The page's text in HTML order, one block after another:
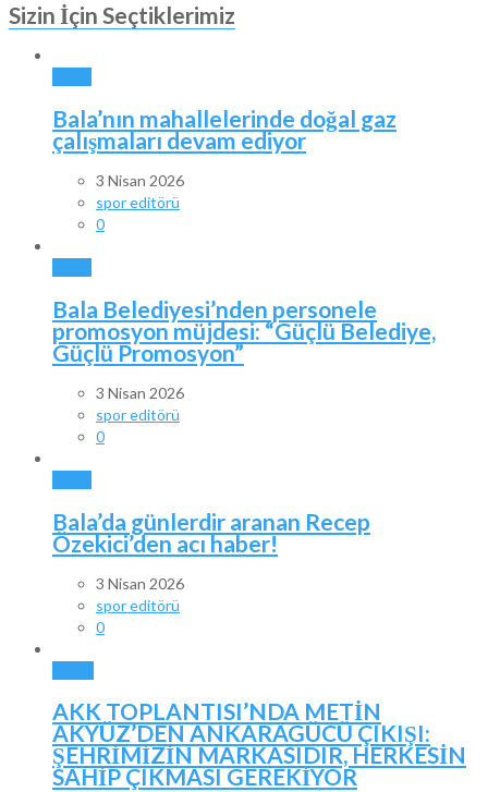
Sizin İçin Seçtiklerimiz
Bala’nın mahallelerinde doğal gaz
çalışmaları devam ediyor
3 Nisan 2026
spor editörü
0
Bala Belediyesi’nden personele
promosyon müjdesi: “Güçlü Belediye,
Güçlü Promosyon”
3 Nisan 2026
spor editörü
0
Bala’da günlerdir aranan Recep
Özekici’den acı haber!
3 Nisan 2026
spor editörü
0
AKK TOPLANTISI’NDA METİN
AKYÜZ’DEN ANKARAGÜCÜ ÇIKIŞI:
ŞEHRİMİZİN MARKASIDIR, HERKESİN
SAHİP ÇIKMASI GEREKİYOR